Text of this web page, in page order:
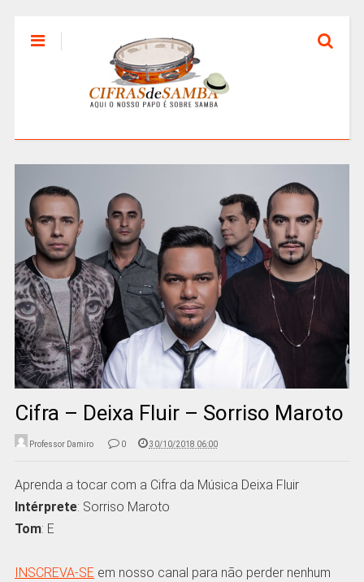
Cifra – Deixa Fluir – Sorriso Maroto
Professor Damiro 0 30/10/2018 06:00
Aprenda a tocar com a Cifra da Música Deixa Fluir
Intérprete: Sorriso Maroto
Tom: E
INSCREVA-SE em nosso canal para não perder nenhum